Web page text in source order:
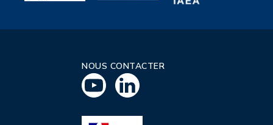
NOUS CONTACTER